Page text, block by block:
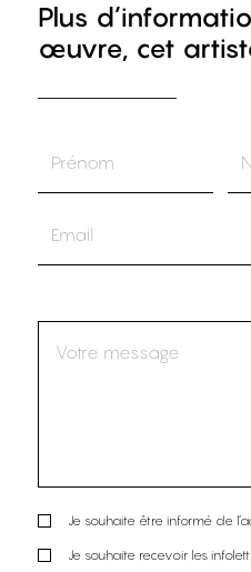
Plus
œuvre, cet
Je souhaite être informé de
Je souhaite recevoir les